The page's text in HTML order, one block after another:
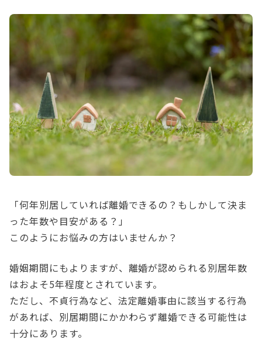
「何年別居していれば離婚できるの？もしかして決ま
った年数や目安がある？」
このようにお悩みの方はいませんか？
婚姻期間にもよりますが、離婚が認められる別居年数
はおよそ5年程度とされています。
ただし、不貞行為など、法定離婚事由に該当する行為
があれば、別居期間にかかわらず離婚できる可能性は
十分にあります。